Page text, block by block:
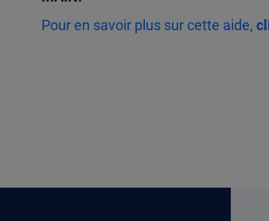
Pour en savoir plus sur cette aide,